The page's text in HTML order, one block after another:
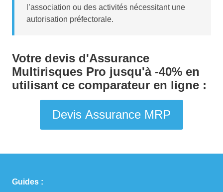
l’association ou des activités nécessitant une
autorisation préfectorale.
Votre devis d'Assurance
Multirisques Pro jusqu'à -40% en
utilisant ce comparateur en ligne :
Devis Assurance MRP
Guides :